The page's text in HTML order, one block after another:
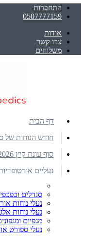
התחברות
0507777159
אודות
צרו קשר
משלוחים
דף הבית
חודש הנוחות של
סוף עונת קיץ 2026
נעליים
סנדלים
נעלי נוחות
נעלי נוחות
מגפיים
נעלי ספורט